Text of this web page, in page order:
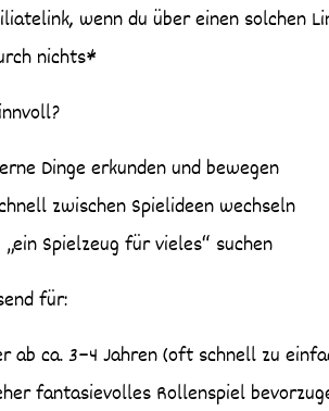
wenn du über einen solchen
nichts*
Dinge erkunden und bewegen
zwischen Spielideen wechseln
Spielzeug für vieles“ suchen
für:
ab ca. 3–4 Jahren (oft schnell zu
fantasievolles Rollenspiel